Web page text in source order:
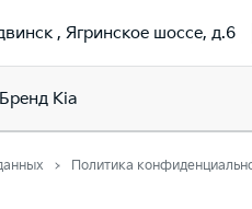
, Ягринское шоссе, д.6
Бренд Kia
Политика